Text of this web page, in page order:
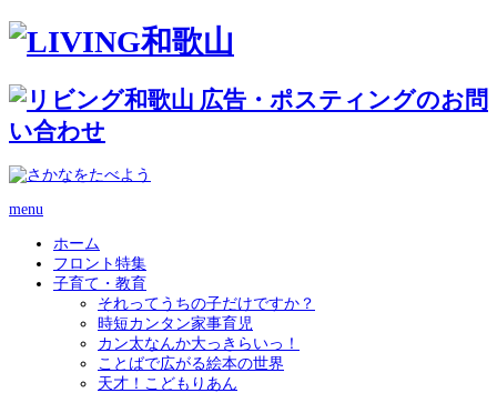
menu
ホーム
フロント特集
子育て・教育
それってうちの子だけですか？
時短カンタン家事育児
カン太なんか大っきらいっ！
ことばで広がる絵本の世界
天才！こどもりあん